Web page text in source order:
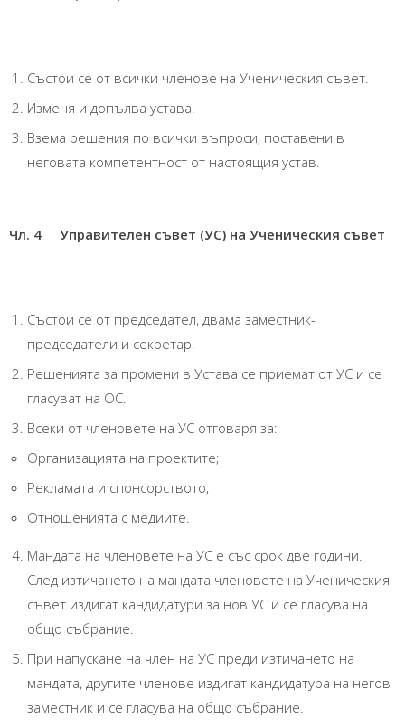
Състои се от всички членове на Ученическия съвет.
Изменя и допълва устава.
Взема решения по всички въпроси, поставени в
неговата компетентност от настоящия устав.
Чл. 4 Управителен съвет (УС) на Ученическия съвет
Състои се от председател, двама заместник-
председатели и секретар.
Решенията за промени в Устава се приемат от УС и се
гласуват на ОС.
Всеки от членовете на УС отговаря за:
Организацията на проектите;
Рекламата и спонсорството;
Отношенията с медиите.
Мандата на членовете на УС е със срок две години.
След изтичането на мандата членовете на Ученическия
съвет издигат кандидатури за нов УС и се гласува на
общо събрание.
При напускане на член на УС преди изтичането на
мандата, другите членове издигат кандидатура на негов
заместник и се гласува на общо събрание.